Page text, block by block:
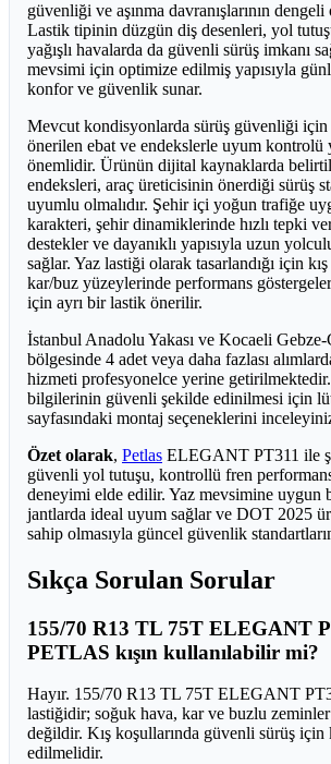
güvenliği ve aşınma davranışlarının dengeli
Lastik tipinin düzgün diş desenleri, yol
yağışlı havalarda da güvenli sürüş imkanı
mevsimi için optimize edilmiş yapısıyla
konfor ve güvenlik sunar.
Mevcut kondisyonlarda sürüş güvenliği için
önerilen ebat ve endekslerle uyum kontrolü
önemlidir. Ürünün dijital kaynaklarda
endeksleri, araç üreticisinin önerdiği sürüş
uyumlu olmalıdır. Şehir içi yoğun trafiğe
karakteri, şehir dinamiklerinde hızlı tepki
destekler ve dayanıklı yapısıyla uzun
sağlar. Yaz lastiği olarak tasarlandığı için
kar/buz yüzeylerinde performans
için ayrı bir lastik önerilir.
İstanbul Anadolu Yakası ve Kocaeli Gebze-
bölgesinde 4 adet veya daha fazlası
hizmeti profesyonelce yerine
bilgilerinin güvenli şekilde edinilmesi için
sayfasındaki montaj seçeneklerini
Özet olarak, Petlas ELEGANT PT311 ile
güvenli yol tutuşu, kontrollü fren
deneyimi elde edilir. Yaz mevsimine uygun
jantlarda ideal uyum sağlar ve DOT 2025
sahip olmasıyla güncel güvenlik
Sıkça Sorulan Sorular
155/70 R13 TL 75T ELEGANT
PETLAS kışın kullanılabilir mi?
Hayır. 155/70 R13 TL 75T ELEGANT
lastiğidir; soğuk hava, kar ve buzlu
değildir. Kış koşullarında güvenli sürüş için
edilmelidir.